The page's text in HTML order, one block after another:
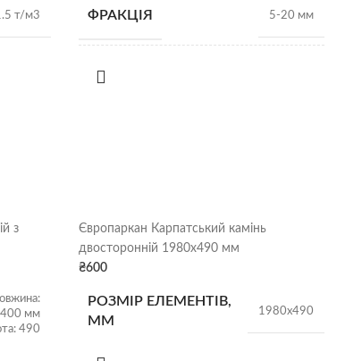
т/м3 ФРАКЦІЯ 5-20 мм
НАСИПНА
з
мм
490
Європаркан Карпатський камінь
двосторонній 1980х490 мм
₴600
РОЗМІР ЕЛЕМЕНТІВ,
ММ
1980х490